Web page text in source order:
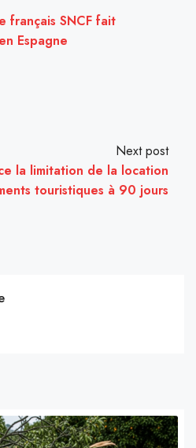
français SNCF fait
Espagne
Next post
la limitation de la location
touristiques à 90 jours